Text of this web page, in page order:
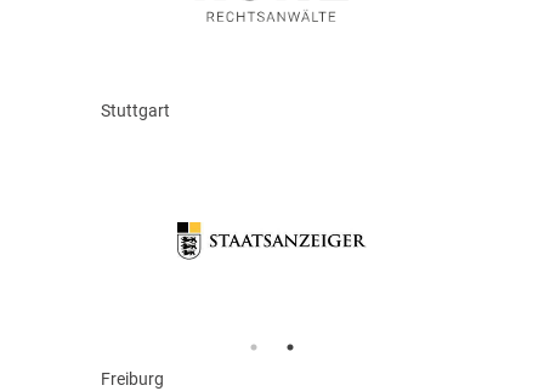
Stuttgart
Freiburg